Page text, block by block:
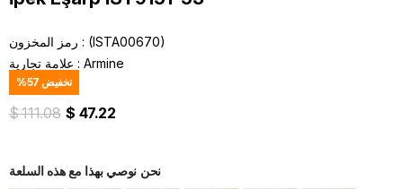
رمز المخزون
(ISTA00670)
علامة تجارية : Armine
%57 تخفيض
$ 111.08 $ 47.22
نحن نوصي بهذا مع هذه السلعة